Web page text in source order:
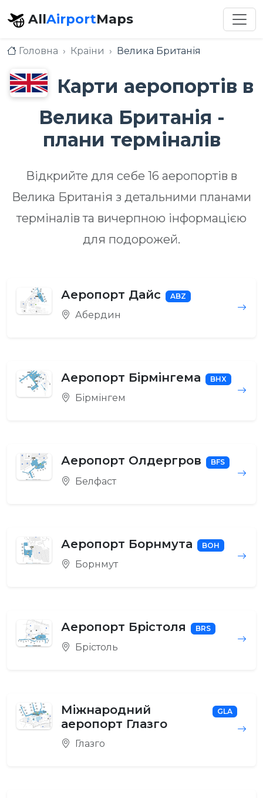
AllAirportMaps
Головна Країни Велика Британія
Карти аеропортів в
Велика Британія -
плани терміналів
Відкрийте для себе 16 аеропортів в
Велика Британія з детальними планами
терміналів та вичерпною інформацією
для подорожей.
Аеропорт Дайс ABZ
Абердин
Аеропорт Бірмінгема BHX
Бірмінгем
Аеропорт Олдергров BFS
Белфаст
Аеропорт Борнмута BOH
Борнмут
Аеропорт Брістоля BRS
Брістоль
Міжнародний
аеропорт Глазго
GLA
Глазго